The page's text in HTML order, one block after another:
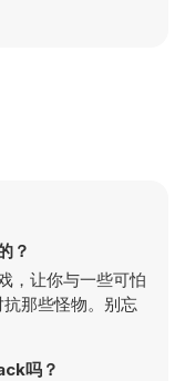
？
，让你与一些可怕
那些怪物。别忘
吗？